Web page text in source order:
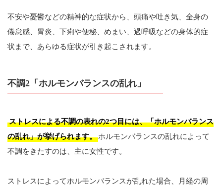
不安や憂鬱などの精神的な症状から、頭痛や吐き気、全身の
倦怠感、胃炎、下痢や便秘、めまい、過呼吸などの身体的症
状まで、あらゆる症状が引き起こされます。
不調2「ホルモンバランスの乱れ」
ストレスによる不調の表れの2つ目には、「ホルモンバランス
の乱れ」が挙げられます。 ホルモンバランスの乱れによって
不調をきたすのは、主に女性です。
ストレスによってホルモンバランスが乱れた場合、月経の周